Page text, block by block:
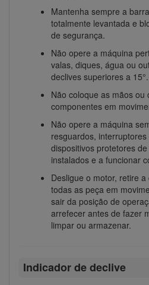
Mantenha sempre a
totalmente levantada e
de segurança.
Não opere a máquina
valas, diques, água ou
declives superiores a 15°.
Não coloque as mãos ou
componentes em
Não opere a máquina
resguardos,
dispositivos protetores
instalados e a funcionar
Desligue o motor, retire
todas as peça em
sair da posição de
arrefecer antes de fazer
limpar ou armazenar.
Indicador de declive